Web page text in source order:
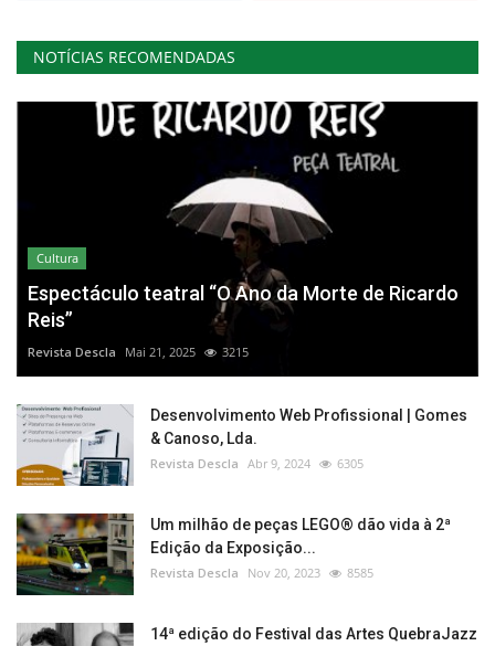
NOTÍCIAS RECOMENDADAS
Cultura
Espectáculo teatral “O Ano da Morte de Ricardo
Reis”
Revista Descla Mai 21, 2025 3215
Desenvolvimento Web Profissional | Gomes
& Canoso, Lda.
Revista Descla Abr 9, 2024 6305
Um milhão de peças LEGO® dão vida à 2ª
Edição da Exposição...
Revista Descla Nov 20, 2023 8585
14ª edição do Festival das Artes QuebraJazz